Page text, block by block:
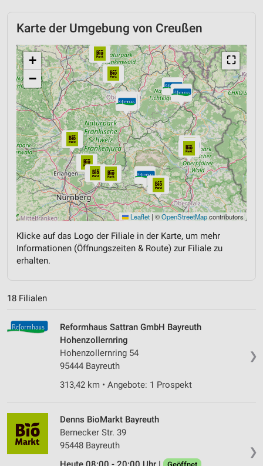
Karte der Umgebung von Creußen
⛶
+
−
Leaflet | ©OpenStreetMapcontributors
Klicke auf das Logo der Filiale in der Karte, um mehr
Informationen (Öffnungszeiten & Route) zur Filiale zu
erhalten.
18 Filialen
❯
Reformhaus Sattran GmbH Bayreuth
Hohenzollernring
Hohenzollernring 54
95444 Bayreuth
313,42 km • Angebote: 1 Prospekt
❯
Denns BioMarkt Bayreuth
Bernecker Str. 39
95448 Bayreuth